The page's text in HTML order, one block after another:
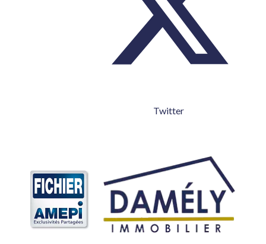
Twitter